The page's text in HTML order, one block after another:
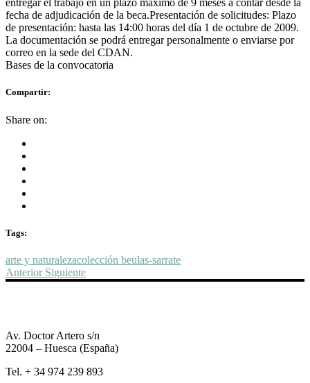
entregar el trabajo en un plazo máximo de 9 meses a contar desde la
fecha de adjudicación de la beca.Presentación de solicitudes: Plazo
de presentación: hasta las 14:00 horas del día 1 de octubre de 2009.
La documentación se podrá entregar personalmente o enviarse por
correo en la sede del CDAN.
Bases de la convocatoria
Compartir:
Share on:
Tags:
arte y naturalezacolección beulas-sarrate
Anterior Siguiente
Av. Doctor Artero s/n
22004 – Huesca (España)
Tel. + 34 974 239 893